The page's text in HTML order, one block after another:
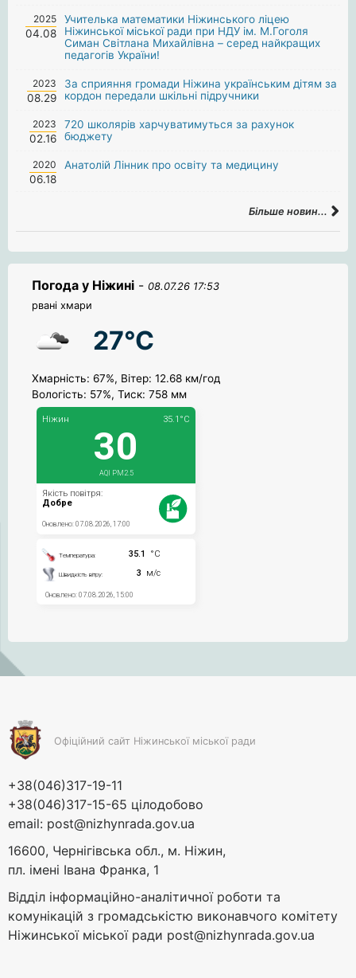
2025
04.08
Учителька математики Ніжинського ліцею
Ніжинської міської ради при НДУ ім. М.Гоголя
Симан Світлана Михайлівна – серед найкращих
педагогів України!
2023
08.29
За сприяння громади Ніжина українським дітям за
кордон передали шкільні підручники
2023
02.16
720 школярів харчуватимуться за рахунок
бюджету
2020
06.18
Анатолій Лінник про освіту та медицину
Більше новин...
Погода у Ніжині - 08.07.26 17:53
рвані хмари
27°C
Хмарність: 67%, Вітер: 12.68 км/год
Вологість: 57%, Тиск: 758 мм
Офіційний сайт Ніжинської міської ради
+38(046)317-19-11
+38(046)317-15-65 цілодобово
email: post@nizhynrada.gov.ua
16600, Чернігівська обл., м. Ніжин,
пл. імені Івана Франка, 1
Відділ інформаційно-аналітичної роботи та
комунікацій з громадськістю виконавчого комітету
Ніжинської міської ради post@nizhynrada.gov.ua